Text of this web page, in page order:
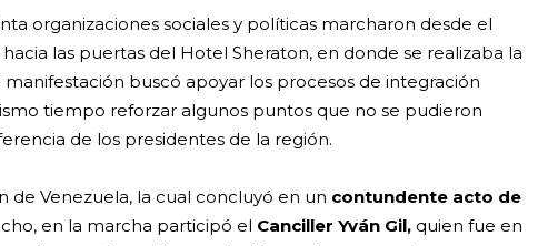
organizaciones sociales y políticas marcharon desde el
las puertas del Hotel Sheraton, en donde se realizaba la
manifestación buscó apoyar los procesos de integración
tiempo reforzar algunos puntos que no se pudieron
de los presidentes de la región.
de Venezuela, la cual concluyó en un contundente acto de
en la marcha participó el Canciller Yván Gil, quien fue en